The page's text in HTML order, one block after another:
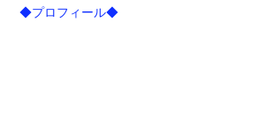
◆プロフィール◆